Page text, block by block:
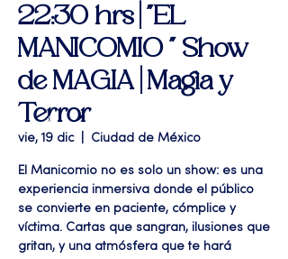
22:30 hrs | "EL
MANICOMIO " Show
de MAGIA | Magia y
Terror
vie, 19 dic
  |
Ciudad de México
El Manicomio no es solo un show: es una
experiencia inmersiva donde el público
se convierte en paciente, cómplice y
víctima. Cartas que sangran, ilusiones que
gritan, y una atmósfera que te hará